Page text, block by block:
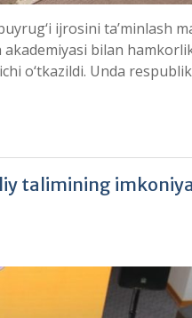
ijrosini ta’minlash
bilan
o‘tkazildi. Unda
talimining